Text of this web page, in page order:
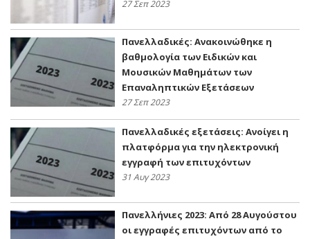
27 Σεπ 2023
Πανελλαδικές: Ανακοινώθηκε η
βαθμολογία των Ειδικών και
Μουσικών Μαθημάτων των
Επαναληπτικών Εξετάσεων
27 Σεπ 2023
Πανελλαδικές εξετάσεις: Ανοίγει η
πλατφόρμα για την ηλεκτρονική
εγγραφή των επιτυχόντων
31 Αυγ 2023
Πανελλήνιες 2023: Από 28 Αυγούστου
οι εγγραφές επιτυχόντων από το